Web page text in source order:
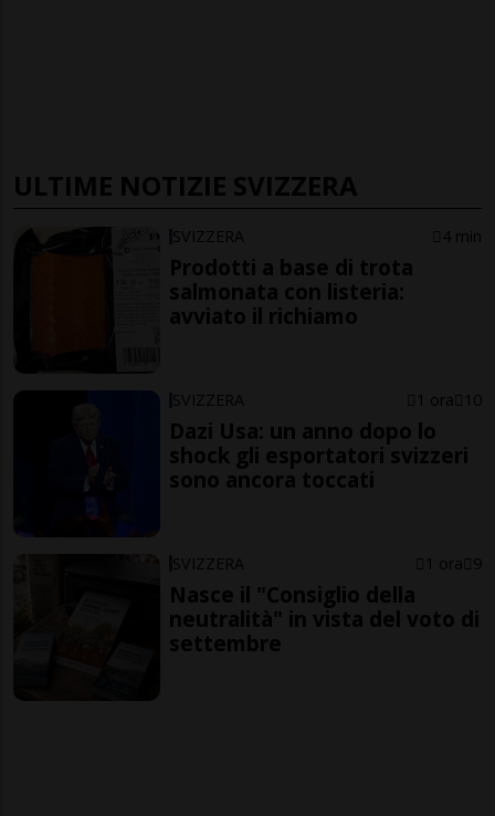
ULTIME NOTIZIE SVIZZERA
SVIZZERA 4 min
Prodotti a base di trota
salmonata con listeria:
avviato il richiamo
SVIZZERA 1 ora 10
Dazi Usa: un anno dopo lo
shock gli esportatori svizzeri
sono ancora toccati
SVIZZERA 1 ora 9
Nasce il "Consiglio della
neutralità" in vista del voto di
settembre